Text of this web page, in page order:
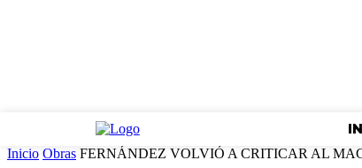
Inicio Obras FERNÁNDEZ VOLVIÓ A CRITICAR AL